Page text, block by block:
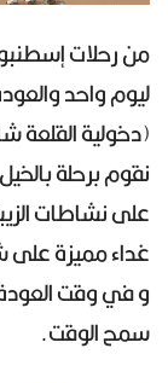
من رحلات
ليوم واحد
(دخولية القلعة
نقوم برحلة
على نشاطات
غداء مميزة على
و في وقت
سمح الوقت.